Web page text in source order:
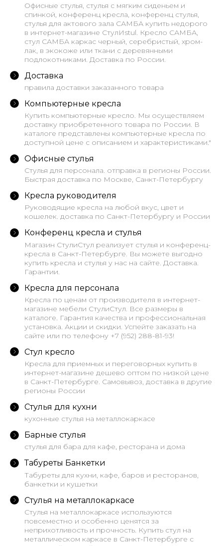
Офисные стулья, стулья с мягким сиденьем и
спинкой, конференц кресла, конференц стулья,
стулья для актового зала САМБА купить недорого
в интернет-магазине СтулИstul. Кресло САМБА,
стул САМБА каркас черный, серебристый, хром-
лак, в экокоже или ткани с деревянными
подлокотниками. Доставка по России.
Доставка
правила доставки заказанного товара
Компьютерные кресла
Купить компьютерные кресло. Мы осуществляем
доставку приобретенного товара по России. В
каталоге представлены компьютерные кресла по
доступной цене с описанием и характеристиками."
Офисные стулья
Стулья для персонала. отправка в регионы России.
Быстрая доставка по Москве, Санкт-Петербургу
Кресла руководителя
Руководящие кресла на любой вкус, цвет и
кошелек. доставка по Санкт-Петербургу и России
Конференц кресла и стулья
Магазин СтулиСтул реализует стулья и конференц-
кресла в Санкт-Петербурге. Вы можете выгодно
купить кресла и стулья у нас на сайте. Доставка.
Гарантии.
Кресла для персонала
Кресла по ценам от производителя в интернет-
магазине мебели СтулиСтул. Все размеры в
каталоге. Гарантия качества и профессиональная
установка. Акции и скидки. Успейте заказать на
сайте или по телефону +7 (952) 288-81-93!
Стул кресло
Кресла для приемных и переговорных купить в
интернет-магазине дешево оптом по низкой цене
в Санкт-Петербурге. Самовывоз, доставка в другие
регионы России
Стулья для кухни
кухонные стулья на металлокаркасе
Барные стулья
стулья для бара для кафе, ресторана и дома
Табуреты Банкетки
Табуреты для кухни, кафе, баров и ресторанов,
банкетки и кушетки
Стулья на металлокаркасе
Стулья на металлокаркасе используются
повсеместно и особенно ценятся за
неприхотливость и прочность. Купить стул на
металлическом каркасе в Санкт-Петербурге с